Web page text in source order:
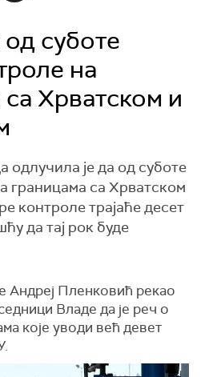
суботе
на
Хрватском и
одлучила је да од суботе
границама са Хрватском
контроле трајаће десет
да тај рок буде
Андреј Пленковић рекао
Владе да је реч о
које уводи већ девет